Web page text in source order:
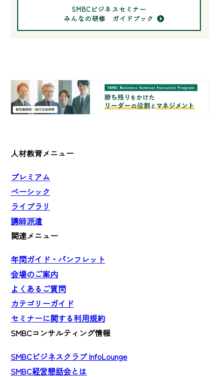
SMBCビジネスセミナー
みんなの研修 ガイドブック
人材教育メニュー
プレミアム
ベーシック
ライブラリ
講師派遣
関連メニュー
年間ガイド・パンフレット
会場のご案内
よくあるご質問
カテゴリーガイド
セミナーに関する利用規約
SMBCコンサルティング情報
SMBCビジネスクラブ InfoLounge
SMBC経営懇話会とは